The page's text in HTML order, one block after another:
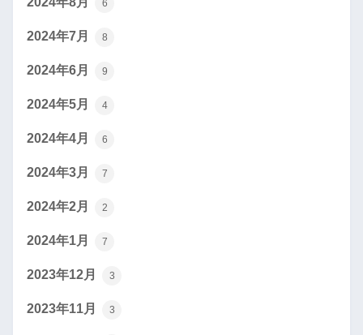
6
2024年7月 8
2024年6月 9
2024年5月 4
2024年4月 6
2024年3月 7
2024年2月 2
2024年1月 7
2023年12月 3
2023年11月 3